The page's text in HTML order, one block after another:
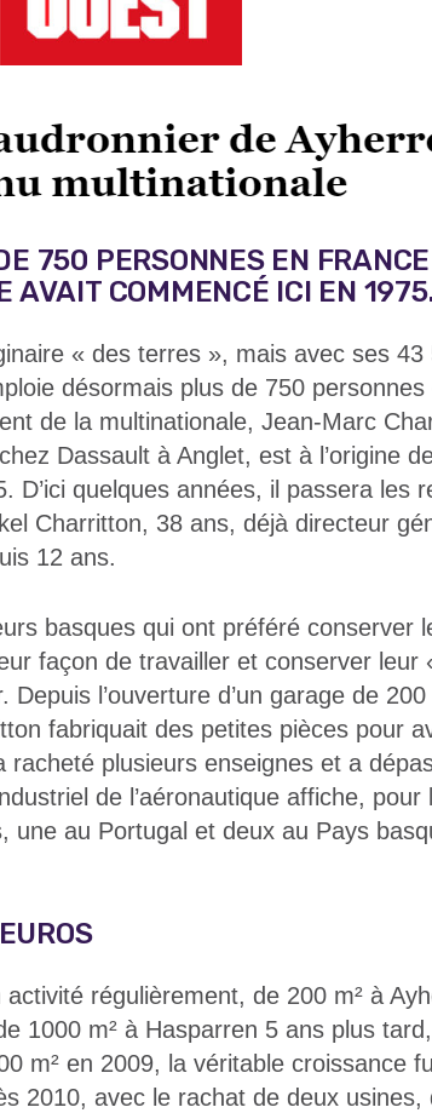
750 PERSONNES EN
AVAIT COMMENCÉ ICI EN
« des terres », mais avec ses 43
désormais plus de 750
de la multinationale, Jean-Marc
Dassault à Anglet, est à l’origine
D’ici quelques années, il passera les
Charritton, 38 ans, déjà directeur
12 ans.
basques qui ont préféré conserver
façon de travailler et conserver leur
Depuis l’ouverture d’un garage de 200
fabriquait des petites pièces pour
racheté plusieurs enseignes et a
de l’aéronautique affiche, pour
une au Portugal et deux au Pays
régulièrement, de 200 m² à
1000 m² à Hasparren 5 ans plus
m² en 2009, la véritable croissance
2010, avec le rachat de deux usines,